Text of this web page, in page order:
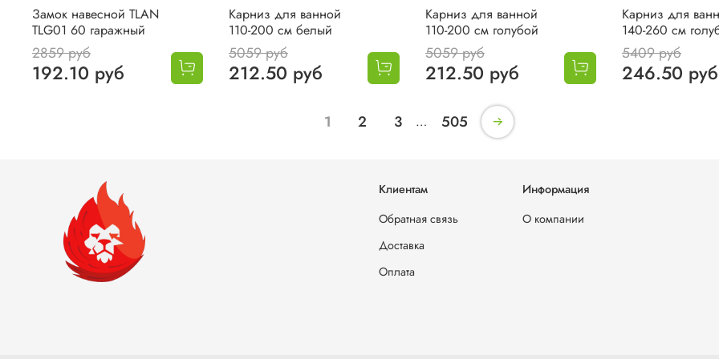
Замок навесной TLAN
TLG01 60 гаражный
2859 руб
192.10 руб
Карниз для ванной
110-200 см белый
5059 руб
212.50 руб
Карниз для ванной
110-200 см голубой
5059 руб
212.50 руб
Карниз для
140-260 см
5409 руб
246.50 руб
1 2 3 … 505
Клиентам
Обратная связь
Доставка
Оплата
Информация
О компании